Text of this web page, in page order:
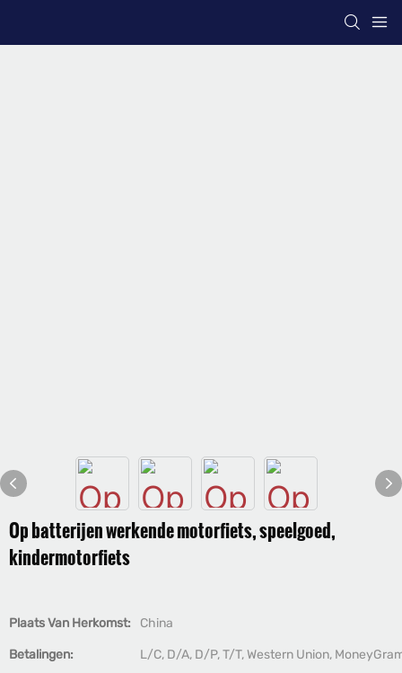
Op batterijen werkende motorfiets, speelgoed,
kindermotorfiets
Plaats Van Herkomst: China
Betalingen: L/C, D/A, D/P, T/T, Western Union,